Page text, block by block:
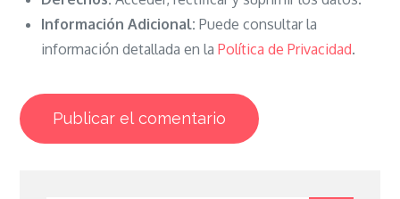
Información Adicional: Puede consultar la
información detallada en laPolítica de Privacidad.